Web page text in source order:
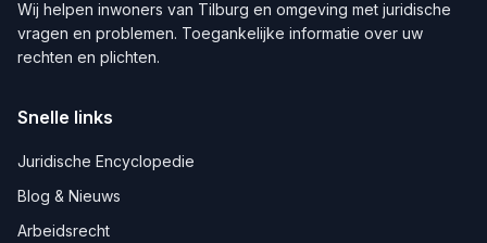
Wij helpen inwoners van Tilburg en omgeving met juridische
vragen en problemen. Toegankelijke informatie over uw
rechten en plichten.
Snelle links
Juridische Encyclopedie
Blog & Nieuws
Arbeidsrecht